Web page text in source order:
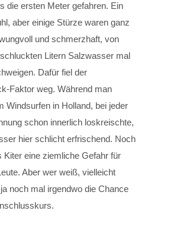
die ersten Meter gefahren. Ein
aber einige Stürze waren ganz
und schmerzhaft, von
Litern Salzwasser mal
Dafür fiel der
Faktor weg. Während man
Windsurfen in Holland, bei jeder
schon innerlich loskreischte,
hier schlicht erfrischend. Noch
Kiter eine ziemliche Gefahr für
Aber wer weiß, vielleicht
noch mal irgendwo die Chance